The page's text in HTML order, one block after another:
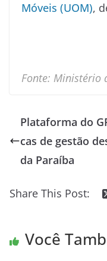
Móveis (UOM),
Fonte: Ministério
Plataforma do
cas de gestão
da Paraíba
Share This Post:
Você